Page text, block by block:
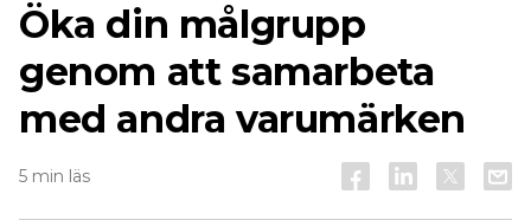
Öka din målgrupp
genom att samarbeta
med andra varumärken
5 min läs